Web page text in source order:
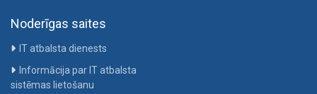
Noderīgas saites
IT atbalsta dienests
Informācija par IT atbalsta
sistēmas lietošanu